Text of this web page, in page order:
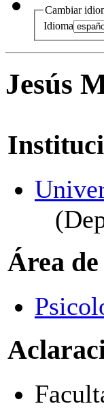
Cambiar
Idioma
Jesús
Área